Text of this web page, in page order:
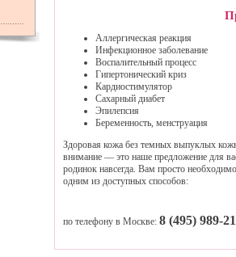
Аллергическая реакция
Инфекционное заболевание
Воспалительный процесс
Гипертонический криз
Кардиостимулятор
Сахарный диабет
Эпилепсия
Беременность, менструация
Здоровая кожа без темных выпуклых
внимание — это наше предложение для
родинок навсегда. Вам просто
одним из доступных способов:
по телефону в Москве: 8 (495) 989-